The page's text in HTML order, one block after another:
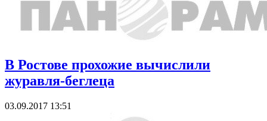
В Ростове прохожие вычислили
журавля-беглеца
03.09.2017 13:51